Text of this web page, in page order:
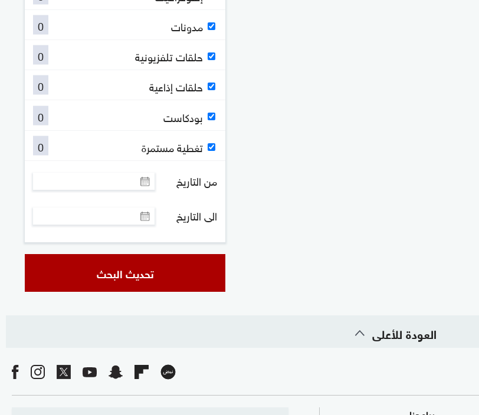
مدونات
0
حلقات تلفزيونية
0
حلقات إذاعية
0
بودكاست
0
تغطية مستمرة
0
من التاريخ
الى التاريخ
تحديث البحث
العودة للأعلى